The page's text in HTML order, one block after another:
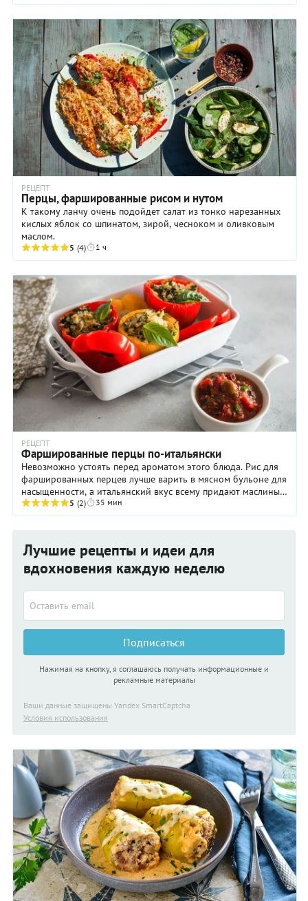
РЕЦЕПТ
Перцы, фаршированные рисом и нутом
К такому ланчу очень подойдет салат из тонко нарезанных
кислых яблок со шпинатом, зирой, чесноком и оливковым
маслом.
5 (4) 1 ч
РЕЦЕПТ
Фаршированные перцы по-итальянски
Невозможно устоять перед ароматом этого блюда. Рис для
фаршированных перцев лучше варить в мясном бульоне для
насыщенности, а итальянский вкус всему придают маслины,
анчоусы и томаты.
5 (2) 35 мин
Лучшие рецепты и идеи для
вдохновения каждую неделю
Подписаться
Нажимая на кнопку, я соглашаюсь получать информационные и
рекламные материалы
Ваши данные защищены Yandex SmartCaptcha
Условия использования